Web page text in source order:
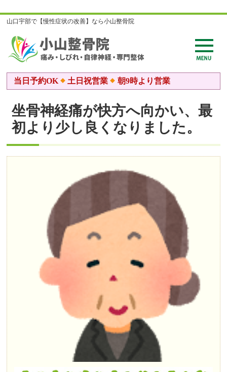
山口宇部で【慢性症状の改善】なら小山整骨院
当日予約OK 土日祝営業 朝9時より営業
坐骨神経痛が快方へ向かい、最
初より少し良くなりました。